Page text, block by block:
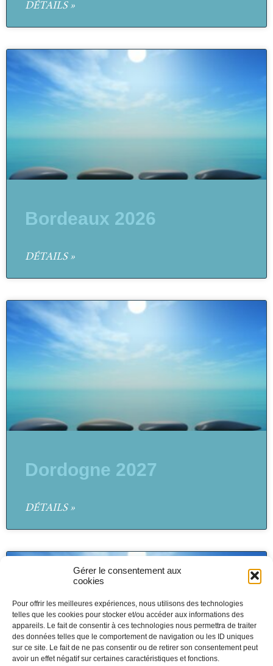
Gérer le consentement aux
cookies
Pour offrir les meilleures expériences, nous utilisons des technologies
telles que les cookies pour stocker et/ou accéder aux informations des
appareils. Le fait de consentir à ces technologies nous permettra de traiter
des données telles que le comportement de navigation ou les ID uniques
sur ce site. Le fait de ne pas consentir ou de retirer son consentement peut
avoir un effet négatif sur certaines caractéristiques et fonctions.
DÉTAILS »
Bordeaux 2026
DÉTAILS »
Dordogne 2027
DÉTAILS »